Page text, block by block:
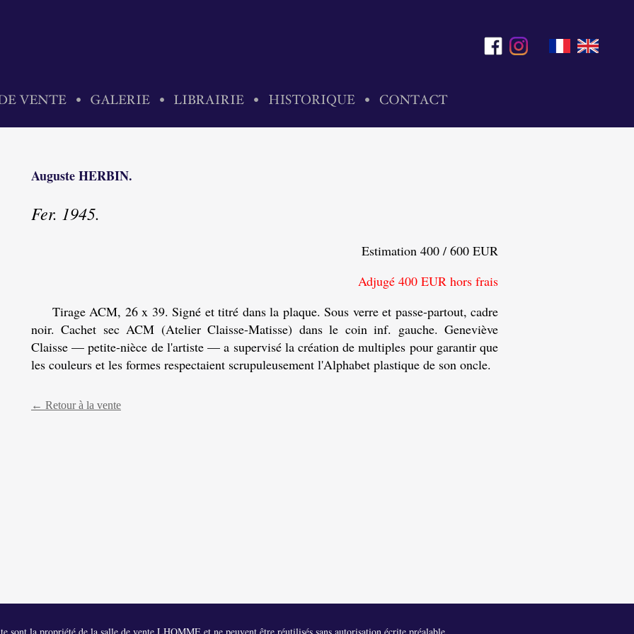
Auguste HERBIN.
Fer. 1945.
Estimation 400 / 600 EUR
Adjugé 400 EUR hors frais
Tirage ACM, 26 x 39. Signé et titré dans la plaque. Sous verre et passe-partout, cadre
noir. Cachet sec ACM (Atelier Claisse-Matisse) dans le coin inf. gauche. Geneviève
Claisse — petite-nièce de l'artiste — a supervisé la création de multiples pour garantir que
les couleurs et les formes respectaient scrupuleusement l'Alphabet plastique de son oncle.
← Retour à la vente